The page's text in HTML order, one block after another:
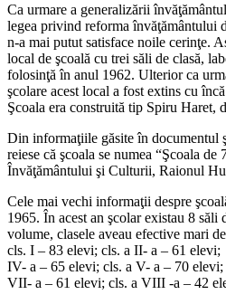
Ca urmare a generalizării
legea privind reforma învăţământului
n-a mai putut satisface noile cerinţe.
local de şcoală cu trei săli de clasă,
folosinţă în anul 1962. Ulterior ca
şcolare acest local a fost extins cu
Şcoala era construită tip Spiru Haret,
Din informaţiile găsite în documentul
reiese că şcoala se numea “Şcoala
Învăţământului şi Culturii, Raionul
Cele mai vechi informaţii despre
1965. În acest an şcolar existau 8 săli
volume, clasele aveau efective mari
cls. I – 83 elevi; cls. a II- a – 61
IV- a – 65 elevi; cls. a V- a – 70
VII- a – 61 elevi; cls. a VIII -a – 42